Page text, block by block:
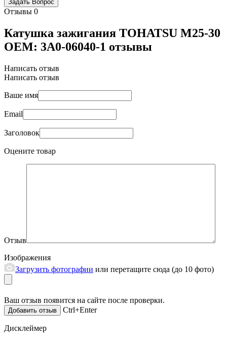
Отзывы 0
Катушка зажигания TOHATSU M25-30
OEM: 3A0-06040-1 отзывы
Написать отзыв
Написать отзыв
Ваше имя
Email
Заголовок
Оцените товар
Отзыв
Изображения
Загрузить фотографии или перетащите сюда (до 10 фото)
Ваш отзыв появится на сайте после проверки.
Ctrl+Enter
Дисклеймер